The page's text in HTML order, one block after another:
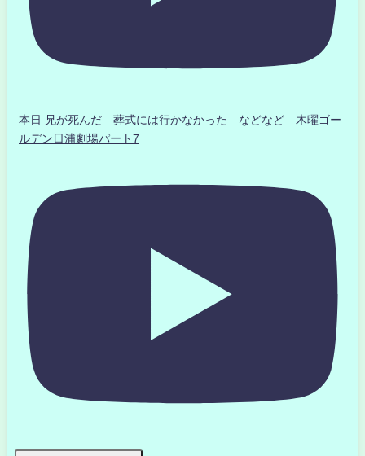
本日 兄が死んだ 葬式には行かなかった などなど 木曜ゴー
ルデン日浦劇場パート7